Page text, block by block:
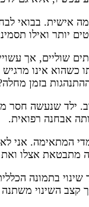
אישית. בבואי
יותר ואילו
שוליים, אך
כשהוא אינו
בזמן
ילד שנעשה חסר
אבחנה רפואית.
המתאימה. אני
מתבטאת אצלו
בתמונה
קצב השינוי